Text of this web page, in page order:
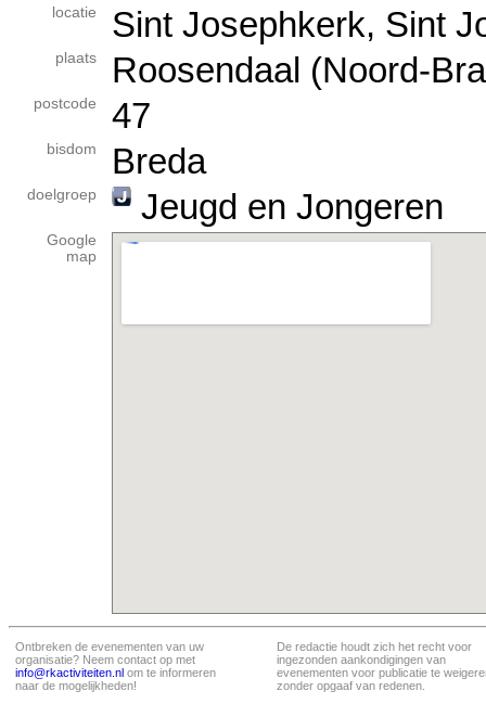
locatie Sint Josephkerk, Sint
plaats Roosendaal (Noord-
postcode 47
bisdom Breda
doelgroep Jeugd en Jongeren
Google
map
Ontbreken de evenementen van uw
organisatie? Neem contact op met
info@rkactiviteiten.nl om te informeren
naar de mogelijkheden!
De redactie houdt zich het recht voor
ingezonden aankondigingen van
evenementen voor publicatie te
zonder opgaaf van redenen.